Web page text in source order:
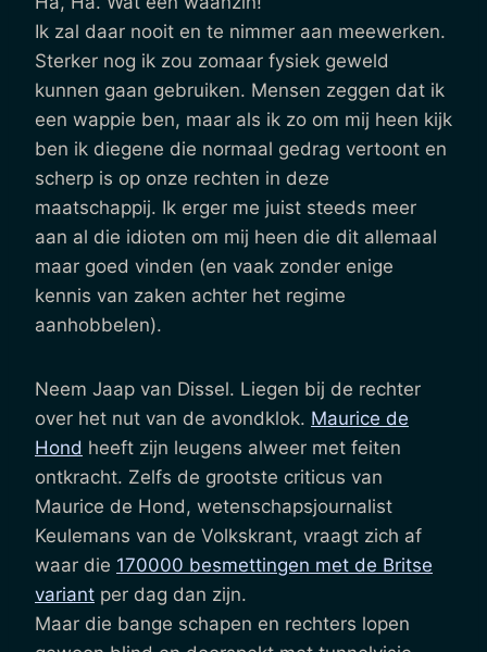
Ik zal daar nooit en te nimmer aan meewerken.
Sterker nog ik zou zomaar fysiek geweld
kunnen gaan gebruiken. Mensen zeggen dat ik
een wappie ben, maar als ik zo om mij heen kijk
ben ik diegene die normaal gedrag vertoont en
scherp is op onze rechten in deze
maatschappij. Ik erger me juist steeds meer
aan al die idioten om mij heen die dit allemaal
maar goed vinden (en vaak zonder enige
kennis van zaken achter het regime
aanhobbelen).
Neem Jaap van Dissel. Liegen bij de rechter
over het nut van de avondklok. Maurice de
Hond heeft zijn leugens alweer met feiten
ontkracht. Zelfs de grootste criticus van
Maurice de Hond, wetenschapsjournalist
Keulemans van de Volkskrant, vraagt zich af
waar die 170000 besmettingen met de Britse
variant per dag dan zijn.
Maar die bange schapen en rechters lopen